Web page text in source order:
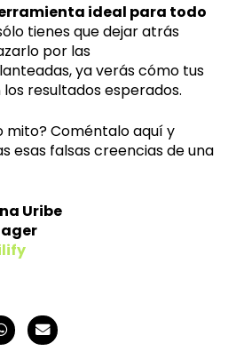
ideal para todo
tienes que dejar atrás
por las
ya verás cómo tus
resultados esperados.
mito? Coméntalo aquí y
esas falsas creencias de una
Uribe